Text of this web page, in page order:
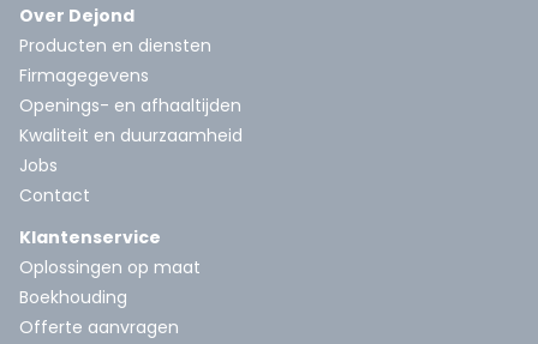
Over Dejond
Producten en diensten
Firmagegevens
Openings- en afhaaltijden
Kwaliteit en duurzaamheid
Jobs
Contact
Klantenservice
Oplossingen op maat
Boekhouding
Offerte aanvragen